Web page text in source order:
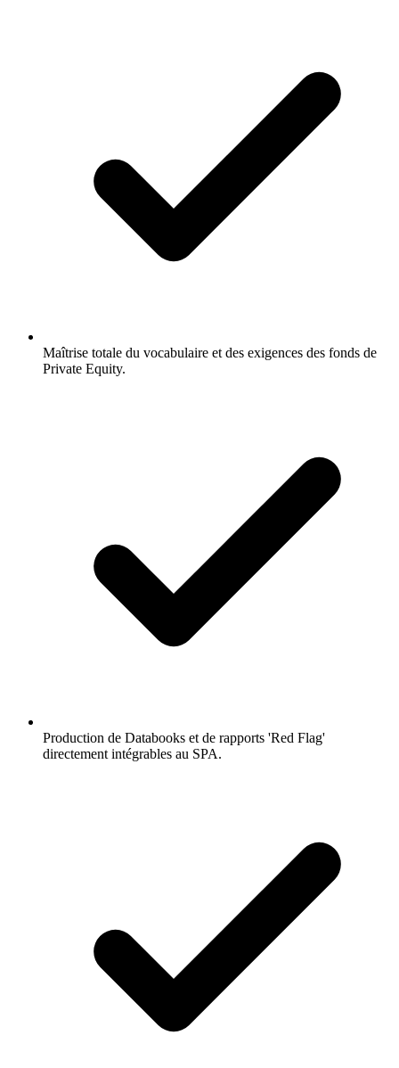
Maîtrise totale du vocabulaire et des exigences des fonds de
Private Equity.
Production de Databooks et de rapports 'Red Flag'
directement intégrables au SPA.